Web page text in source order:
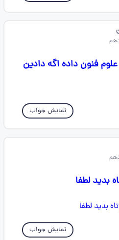
فنون داده اگه دادین
نمایش جواب
بدید لطفا
نمایش جواب